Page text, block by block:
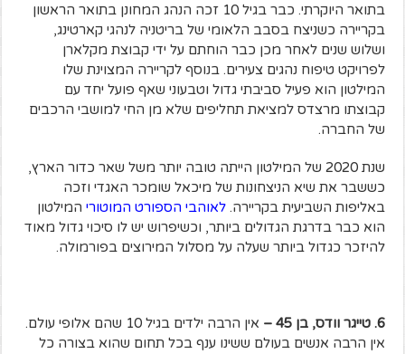
בתואר היוקרתי. כבר בגיל 10 זכה הנהג המחונן בתואר הראשון
בקריירה כשניצח בסבב הלאומי של בריטניה לנהגי קארטינג,
ושלוש שנים לאחר מכן כבר הוחתם על ידי קבוצת מקלארן
לפרויקט טיפוח נהגים צעירים. בנוסף לקריירה המצוינת שלו
המילטון הוא פעיל סביבתי גדול וטבעוני שאף פועל יחד עם
קבוצתו מרצדס למציאת תחליפים שלא מן החי למושבי הרכבים
של החברה.
שנת 2020 של המילטון הייתה טובה יותר משל שאר כדור הארץ,
כששבר את שיא הניצחונות של מיכאל שומכר האגדי וזכה
באליפות השביעית בקריירה.לאוהבי הספורט המוטורי המילטון
הוא כבר בדרגת הגדולים ביותר, וכשיפרוש יש לו סיכוי גדול מאוד
להיזכר כגדול ביותר שעלה על מסלול המירוצים בפורמולה.
6. טייגר וודס, בן 45 –
אין הרבה ילדים בגיל 10 שהם אלופי עולם.
אין הרבה אנשים בעולם ששינו ענף בכל תחום שהוא בצורה כל